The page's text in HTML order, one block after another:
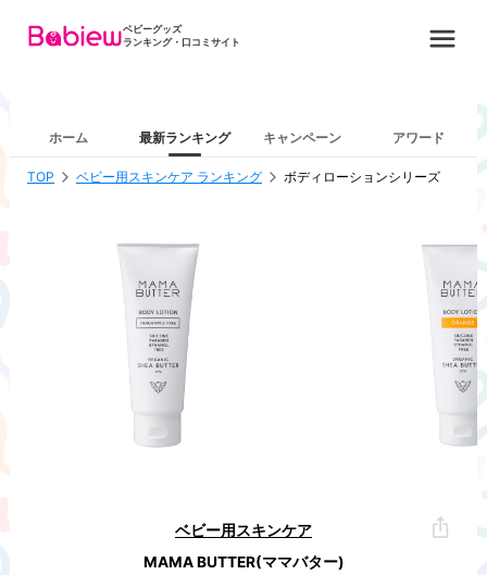
ベビーグッズ
ランキング・口コミサイト
ホーム 最新ランキング キャンペーン アワード
TOP ベビー用スキンケア ランキング ボディローションシリーズ
ベビー用スキンケア
MAMA BUTTER(ママバター)